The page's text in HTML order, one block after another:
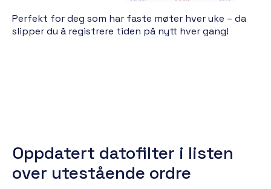
Perfekt for deg som har faste møter hver uke – da
slipper du å registrere tiden på nytt hver gang!
Oppdatert datofilter i listen
over utestående ordre